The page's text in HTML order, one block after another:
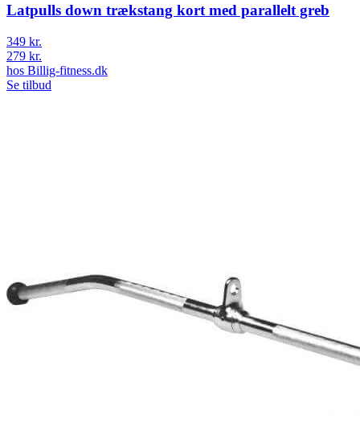
Latpulls down trækstang kort med parallelt greb
349 kr.
279 kr.
hos Billig-fitness.dk
Se tilbud